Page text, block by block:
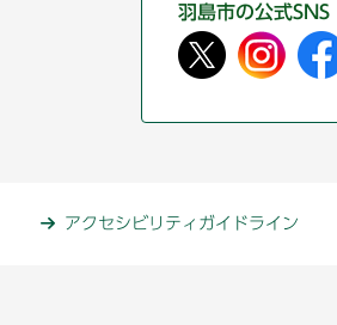
羽島市の公式SNS
アクセシビリティガイドライン